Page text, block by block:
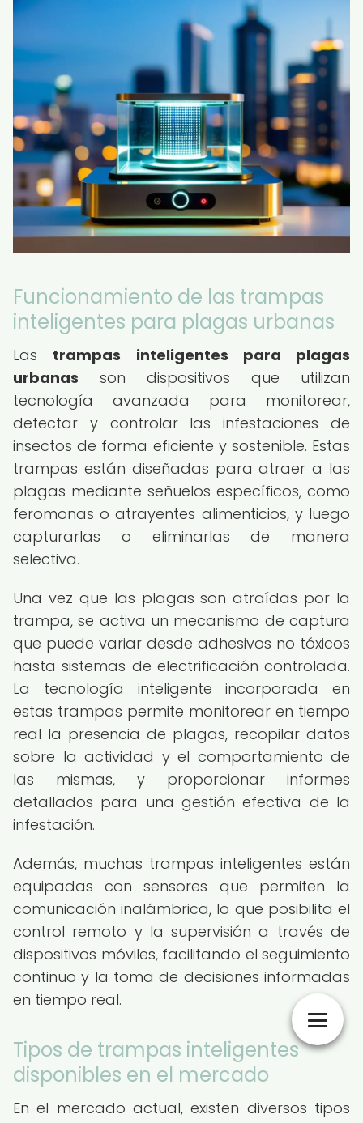
Funcionamiento de las trampas
inteligentes para plagas urbanas
Las trampas inteligentes para plagas
urbanas son dispositivos que utilizan
tecnología avanzada para monitorear,
detectar y controlar las infestaciones de
insectos de forma eficiente y sostenible. Estas
trampas están diseñadas para atraer a las
plagas mediante señuelos específicos, como
feromonas o atrayentes alimenticios, y luego
capturarlas o eliminarlas de manera
selectiva.
Una vez que las plagas son atraídas por la
trampa, se activa un mecanismo de captura
que puede variar desde adhesivos no tóxicos
hasta sistemas de electrificación controlada.
La tecnología inteligente incorporada en
estas trampas permite monitorear en tiempo
real la presencia de plagas, recopilar datos
sobre la actividad y el comportamiento de
las mismas, y proporcionar informes
detallados para una gestión efectiva de la
infestación.
Además, muchas trampas inteligentes están
equipadas con sensores que permiten la
comunicación inalámbrica, lo que posibilita el
control remoto y la supervisión a través de
dispositivos móviles, facilitando el seguimiento
continuo y la toma de decisiones informadas
en tiempo real.
Tipos de trampas inteligentes
disponibles en el mercado
En el mercado actual, existen diversos tipos